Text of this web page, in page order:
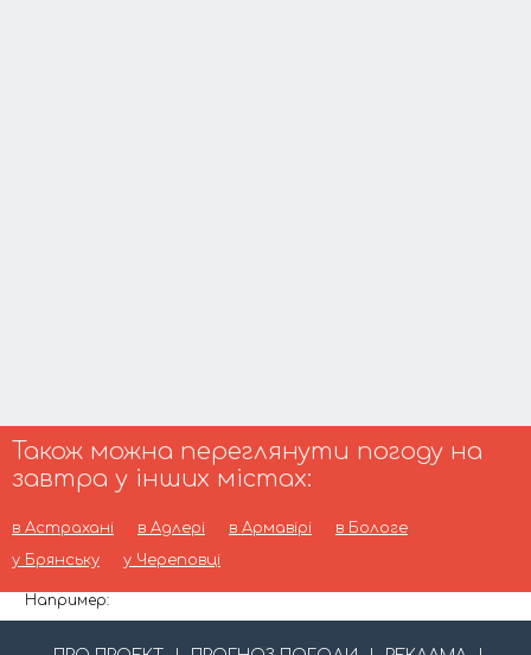
Також можна переглянути погоду на
завтра у інших містах:
в Астрахані в Адлері в Армавірі
в Бологе
у Брянську
у Череповці
Например: